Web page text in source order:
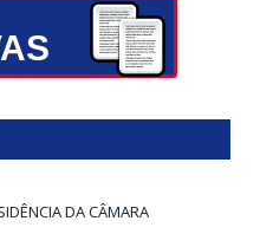
DA CÂMARA